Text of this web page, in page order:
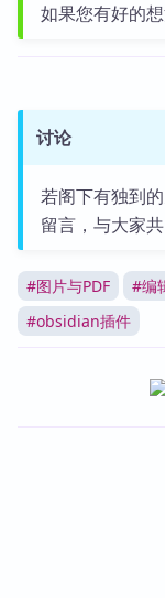
如果您有好的
讨论
若阁下有独到
留言，与大家共
#图片与PDF #编
#obsidian插件